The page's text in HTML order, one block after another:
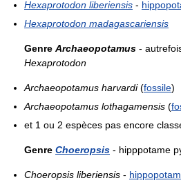
Hexaprotodon liberiensis -
Hexaprotodon madagascariensis
Genre Archaeopotamus -
Hexaprotodon
Archaeopotamus harvardi(fossile)
Archaeopotamus lothagamensis (
et 1 ou 2 espèces pas encore
Genre Choeropsis - hipppotame
Choeropsis liberiensis -